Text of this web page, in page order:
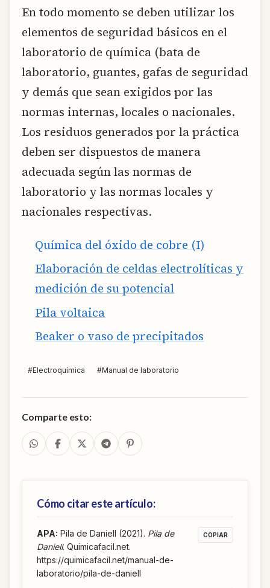
En todo momento se deben utilizar los
elementos de seguridad básicos en el
laboratorio de química (bata de
laboratorio, guantes, gafas de seguridad
y demás que sean exigidos por las
normas internas, locales o nacionales.
Los residuos generados por la práctica
deben ser dispuestos de manera
adecuada según las normas de
laboratorio y las normas locales y
nacionales respectivas.
Química del óxido de cobre (I)
Elaboración de celdas electrolíticas y
medición de su potencial
Pila voltaica
Beaker o vaso de precipitados
#Electroquímica #Manual de laboratorio
Comparte esto:
Cómo citar este artículo:
APA: Pila de Daniell (2021). Pila de
Daniell. Quimicafacil.net.
https://quimicafacil.net/manual-de-
laboratorio/pila-de-daniell
COPIAR